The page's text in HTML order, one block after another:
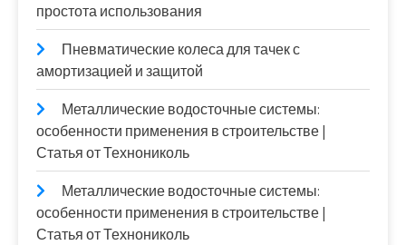
простота использования
Пневматические колеса для тачек с
амортизацией и защитой
Металлические водосточные системы:
особенности применения в строительстве |
Статья от Технониколь
Металлические водосточные системы:
особенности применения в строительстве |
Статья от Технониколь